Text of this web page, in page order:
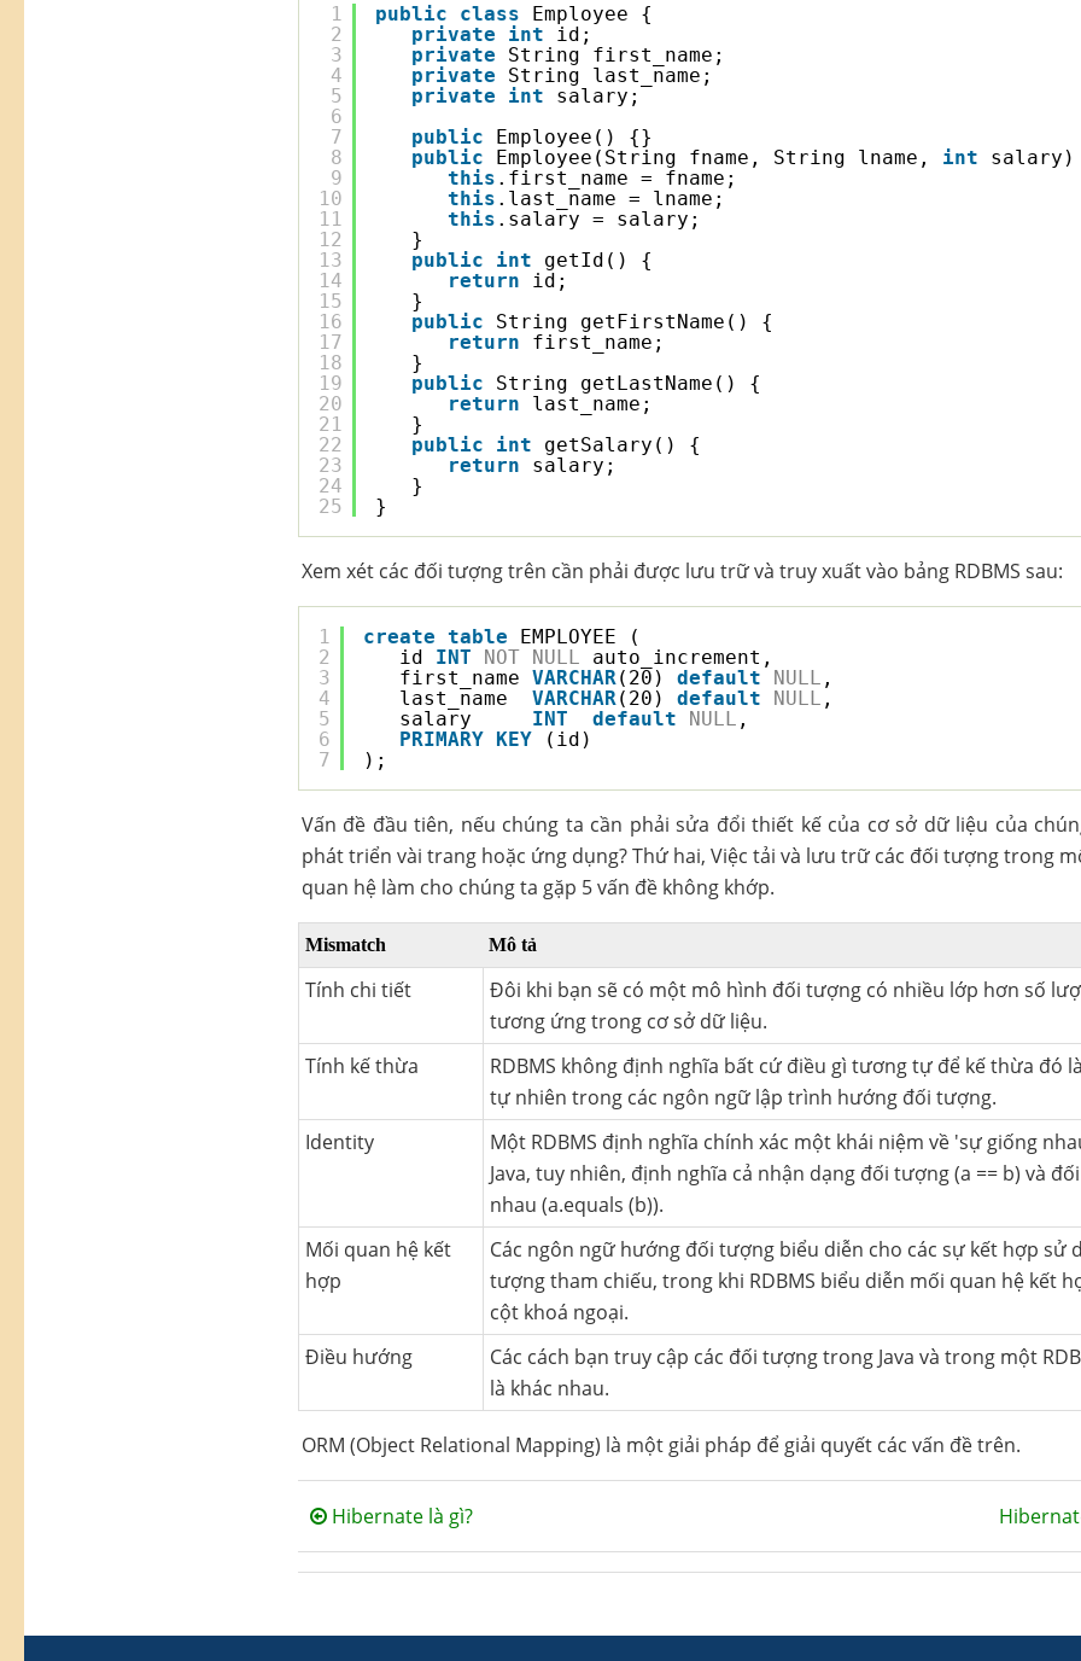
1
2
3
4
5
6
7
8
9
10
11
12
13
14
15
16
17
18
19
20
21
22
23
24
25
public class
Employee {
private
int
id;
private
String first_name;
private
String last_name;
private
int
salary;
public
Employee() {}
public
Employee(String fname, String lname, int
this .first_name = fname;
this .last_name = lname;
this .salary = salary;
}
public
int
getId() {
return
id;
}
public
String getFirstName() {
return
first_name;
}
public
String getLastName() {
return
last_name;
}
public
int
getSalary() {
return
salary;
}
}
Xem xét các đối tượng trên cần phải được lưu trữ và truy xuất vào bảng RDBMS sau:
1
2
3
4
5
6
7
create table
EMPLOYEE (
id INT NOT NULL
auto_increment,
first_name VARCHAR (20) default NULL ,
last_name VARCHAR (20) default NULL ,
salary INT default NULL ,
PRIMARY
KEY
(id)
);
Vấn đề đầu tiên, nếu chúng ta cần phải sửa đổi thiết kế của cơ sở dữ liệu của
phát triển vài trang hoặc ứng dụng? Thứ hai, Việc tải và lưu trữ các đối tượng trong
quan hệ làm cho chúng ta gặp 5 vấn đề không khớp.
Mismatch Mô tả
Tính chi tiết
Đôi khi bạn sẽ có một mô hình đối tượng có nhiều lớp hơn số
tương ứng trong cơ sở dữ liệu.
Tính kế thừa
RDBMS không định nghĩa bất cứ điều gì tương tự để kế thừa đó
tự nhiên trong các ngôn ngữ lập trình hướng đối tượng.
Identity
Một RDBMS định nghĩa chính xác một khái niệm về 'sự giống
Java, tuy nhiên, định nghĩa cả nhận dạng đối tượng (a == b) và
nhau (a.equals (b)).
Mối quan hệ kết
hợp
Các ngôn ngữ hướng đối tượng biểu diễn cho các sự kết hợp sử
tượng tham chiếu, trong khi RDBMS biểu diễn mối quan hệ kết
cột khoá ngoại.
Điều hướng
Các cách bạn truy cập các đối tượng trong Java và trong một
là khác nhau.
ORM (Object Relational Mapping) là một giải pháp để giải quyết các vấn đề trên.
Hibernate là gì?